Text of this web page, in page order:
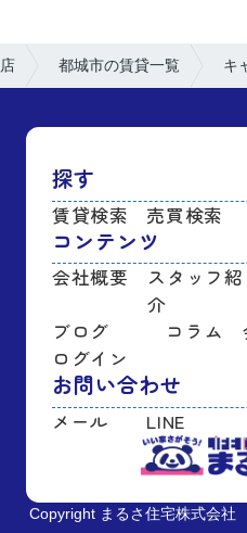
都城市の賃貸一覧 キ
探す
賃貸検索 売買検索
コンテンツ
会社概要
スタッフ紹
介
ブログ
コラム
ログイン
お問い合わせ
メール LINE
Copyright まるさ住宅株式会